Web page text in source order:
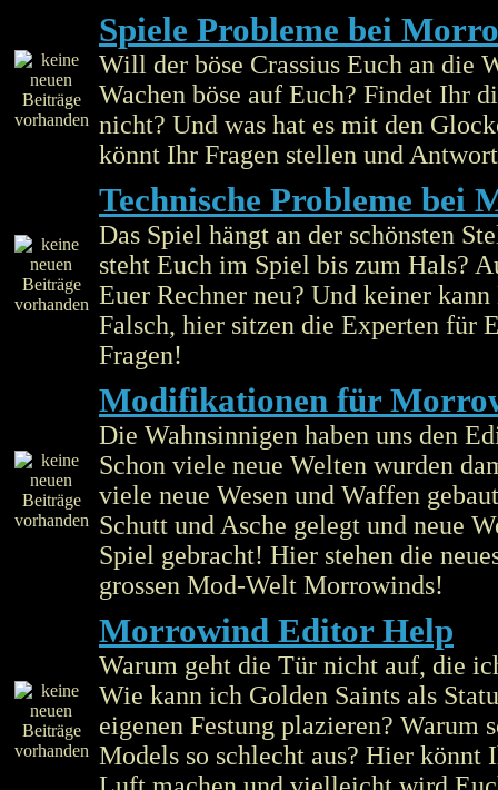
Spiele Probleme bei
Will der böse Crassius Euch an die
Wachen böse auf Euch? Findet Ihr
nicht? Und was hat es mit den
könnt Ihr Fragen stellen und
Technische Probleme bei
Das Spiel hängt an der schönsten
steht Euch im Spiel bis zum Hals?
Euer Rechner neu? Und keiner
Falsch, hier sitzen die Experten für
Fragen!
Modifikationen für
Die Wahnsinnigen haben uns den
Schon viele neue Welten wurden
viele neue Wesen und Waffen
Schutt und Asche gelegt und neue
Spiel gebracht! Hier stehen die
grossen Mod-Welt Morrowinds!
Morrowind Editor Help
Warum geht die Tür nicht auf, die
Wie kann ich Golden Saints als
eigenen Festung plazieren? Warum
Models so schlecht aus? Hier könnt